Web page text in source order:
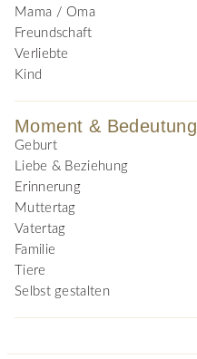
Mama / Oma
Freundschaft
Verliebte
Kind
Moment & Bedeutung
Geburt
Liebe & Beziehung
Erinnerung
Muttertag
Vatertag
Familie
Tiere
Selbst gestalten